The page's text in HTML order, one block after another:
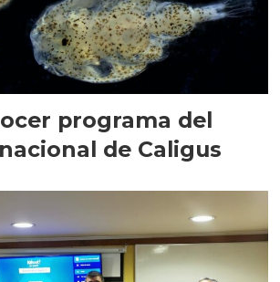
programa del
de Caligus